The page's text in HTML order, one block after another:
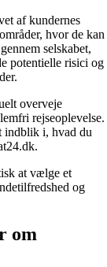
af kundernes
hvor de kan
selskabet,
potentielle risici og
overveje
rejseoplevelse.
indblik i, hvad du
at vælge et
og
om